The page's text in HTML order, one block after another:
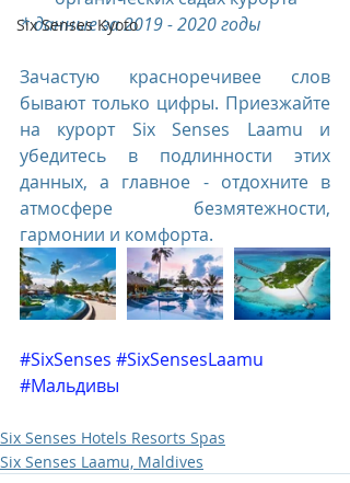
Six Senses Kyoto
* данные за 2019 - 2020 годы
Зачастую красноречивее слов
бывают только цифры. Приезжайте
на курорт Six Senses Laamu и
убедитесь в подлинности этих
данных, а главное - отдохните в
атмосфере безмятежности,
гармонии и комфорта.
#SixSenses #SixSensesLaamu
#Мальдивы
Six Senses Hotels Resorts Spas
Six Senses Laamu, Maldives